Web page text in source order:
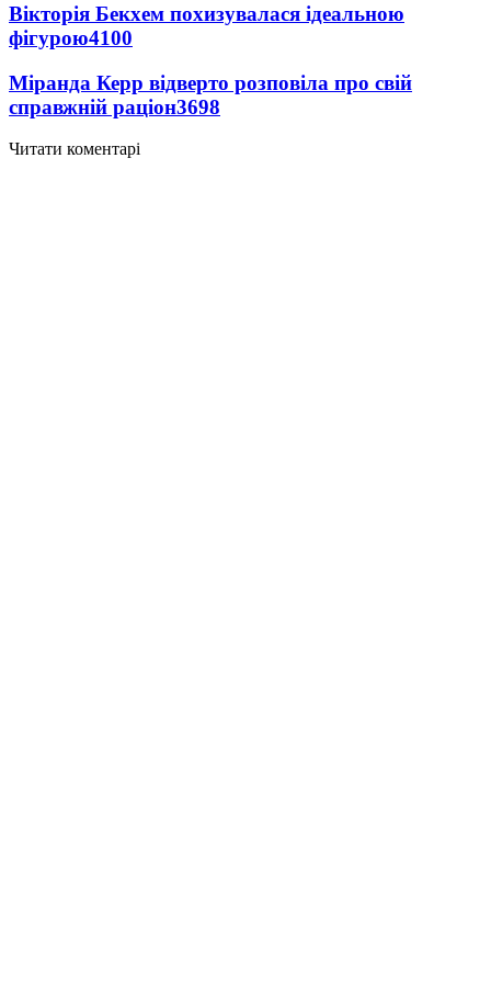
Вікторія Бекхем похизувалася ідеальною
фігурою4100
Міранда Керр відверто розповіла про свій
справжній раціон3698
Читати коментарі